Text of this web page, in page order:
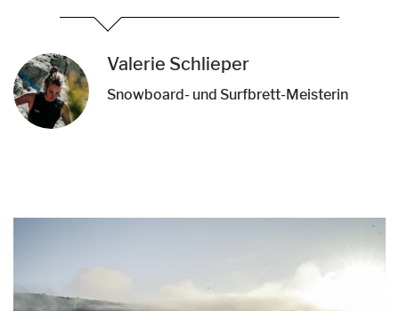
Valerie Schlieper
Snowboard- und Surfbrett-Meisterin